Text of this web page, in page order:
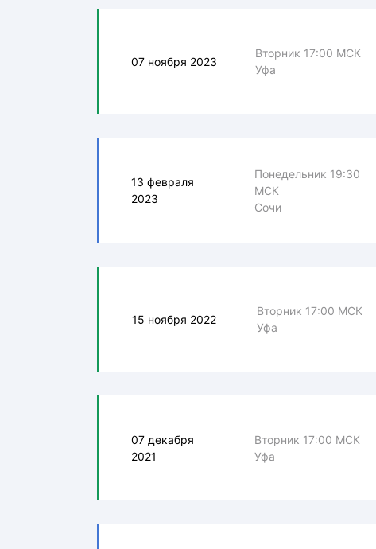
07 ноября 2023
Вторник 17:00 МСК
Уфа
13 февраля
2023
Понедельник 19:30
МСК
Сочи
15 ноября 2022
Вторник 17:00 МСК
Уфа
07 декабря
2021
Вторник 17:00 МСК
Уфа